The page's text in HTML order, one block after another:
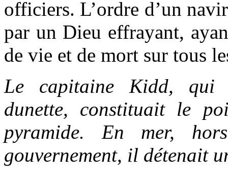
officiers. L’ordre d’un
par un Dieu effrayant,
de vie et de mort sur tous
Le capitaine Kidd, qui
dunette, constituait le
pyramide. En mer,
gouvernement, il détenait